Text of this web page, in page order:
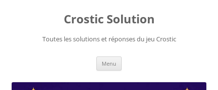
Crostic Solution
Toutes les solutions et réponses du jeu Crostic
Menu